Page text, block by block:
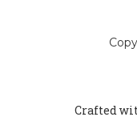
Crafted